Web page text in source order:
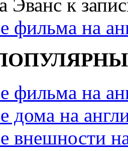
Эванс к
фильма на
фильма на
дома на
внешности